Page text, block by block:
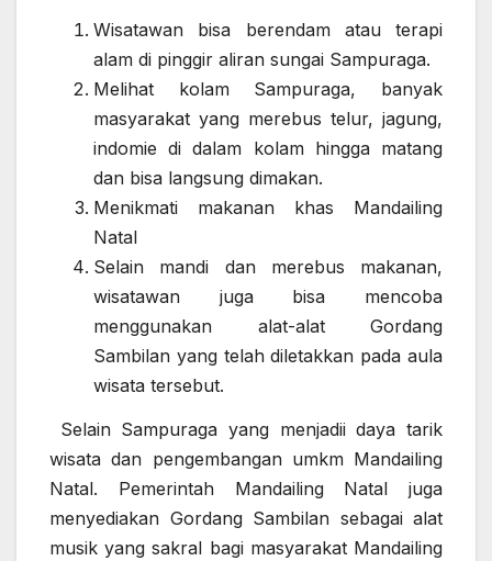
Wisatawan bisa berendam atau terapi
alam di pinggir aliran sungai Sampuraga.
Melihat kolam Sampuraga, banyak
masyarakat yang merebus telur, jagung,
indomie di dalam kolam hingga matang
dan bisa langsung dimakan.
Menikmati makanan khas Mandailing
Natal
Selain mandi dan merebus makanan,
wisatawan juga bisa mencoba
menggunakan alat-alat Gordang
Sambilan yang telah diletakkan pada aula
wisata tersebut.
Selain Sampuraga yang menjadii daya tarik
wisata dan pengembangan umkm Mandailing
Natal. Pemerintah Mandailing Natal juga
menyediakan Gordang Sambilan sebagai alat
musik yang sakral bagi masyarakat Mandailing